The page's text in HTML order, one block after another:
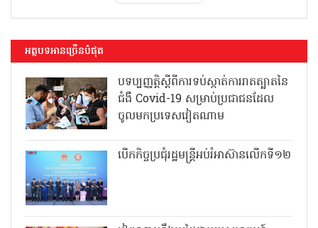
អត្ថបទអានច្រើនបំផុត
បទប្បញ្ញត្តិស្តីពីការទប់ស្កាត់ការរាតត្បាតនៃ
ជំងឺ Covid-19 សម្រាប់ប្រជាជនដែល
ចូលមកប្រទេសវៀតណាម
បើកកិច្ចប្រជុំរដ្ឋមន្ត្រីអប់រំអាស៊ានលើកទី១២